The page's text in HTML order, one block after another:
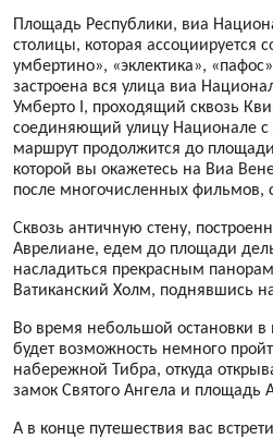
Площадь Республики, виа
столицы, которая ассоциируется
умбертино», «эклектика»,
застроена вся улица виа
Умберто I, проходящий сквозь
соединяющий улицу Национале
маршрут продолжится до
которой вы окажетесь на Виа
после многочисленных фильмов,
Сквозь античную стену,
Аврелиане, едем до площади
насладиться прекрасным
Ватиканский Холм, поднявшись
Во время небольшой остановки в
будет возможность немного
набережной Тибра, откуда
замок Святого Ангела и площадь
А в конце путешествия вас